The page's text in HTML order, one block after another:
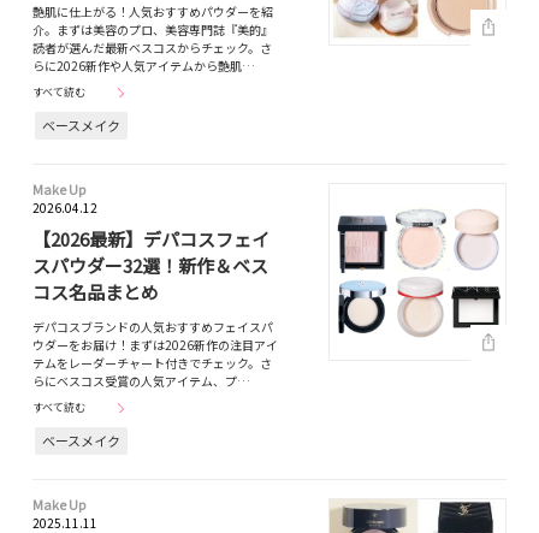
艶肌に仕上がる！人気おすすめパウダーを紹
介。まずは美容のプロ、美容専門誌『美的』
読者が選んだ最新ベスコスからチェック。さ
らに2026新作や人気アイテムから艶肌…
すべて読む
ベースメイク
Make Up
2026.04.12
【2026最新】デパコスフェイ
スパウダー32選！新作＆ベス
コス名品まとめ
デパコスブランドの人気おすすめフェイスパ
ウダーをお届け！まずは2026新作の注目アイ
テムをレーダーチャート付きでチェック。さ
らにベスコス受賞の人気アイテム、プ…
すべて読む
ベースメイク
Make Up
2025.11.11